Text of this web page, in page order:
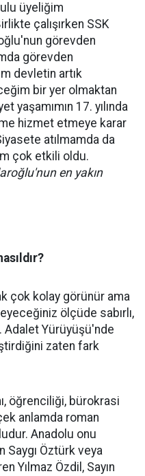
üyeliğim
çalışırken SSK
görevden
görevden
devletin artık
bir yer olmaktan
yaşamımın 17. yılında
hizmet etmeye karar
atılmamda da
çok etkili oldu.
en yakın
çok kolay görünür ama
ölçüde sabırlı,
Adalet Yürüyüşü'nde
zaten fark
öğrenciliği, bürokrasi
anlamda roman
Anadolu onu
Saygı Öztürk veya
Yılmaz Özdil, Sayın